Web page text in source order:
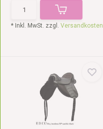
* Inkl. MwSt. zzgl.Versandkosten